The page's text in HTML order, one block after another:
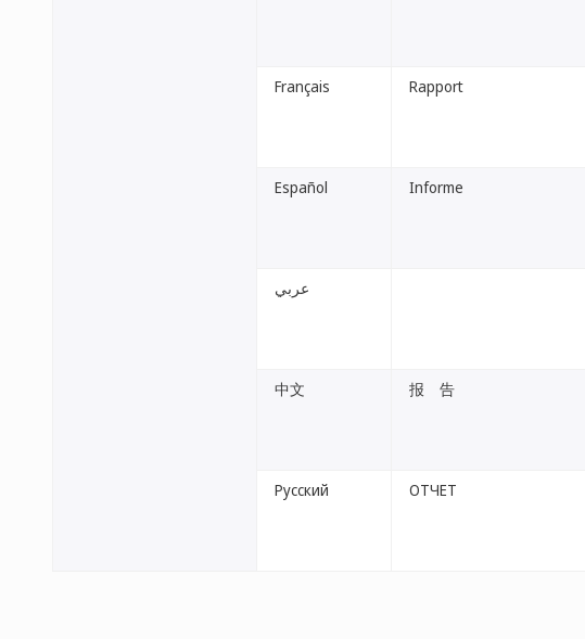
Français Rapport
Español Informe
عربي
中文 报 告
Русский ОТЧЕТ